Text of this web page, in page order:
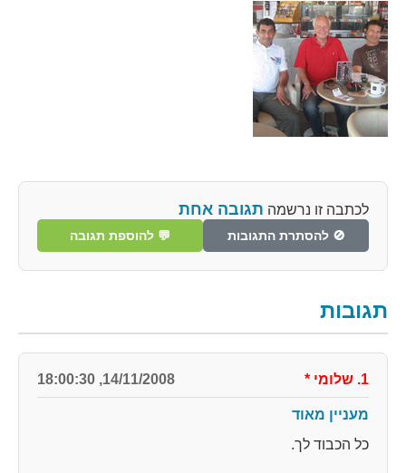
לכתבה זו נרשמה תגובה אחת
🚫 להסתרת התגובות 💬 להוספת תגובה
תגובות
1. שלומי *
14/11/2008, 18:00:30
מעניין מאוד
כל הכבוד לך.